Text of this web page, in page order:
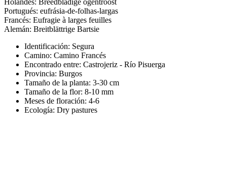
Portugués: eufrásia-de-folhas-largas
Francés: Eufragie à larges feuilles
Alemán: Breitblättrige Bartsie
Identificación: Segura
Camino: Camino Francés
Encontrado entre: Castrojeriz - Río Pisuerga
Provincia: Burgos
Tamaño de la planta: 3-30 cm
Tamaño de la flor: 8-10 mm
Meses de floración: 4-6
Ecología: Dry pastures